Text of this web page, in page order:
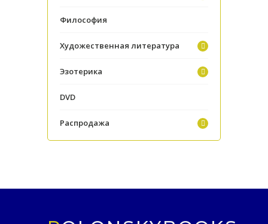
Философия
Художественная литература
Эзотерика
DVD
Распродажа